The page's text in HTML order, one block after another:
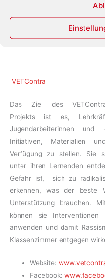
VETContra
Das Ziel des
Projekts ist es,
Jugendarbeiterinnen und
Initiativen, Materialien
Verfügung zu stellen. Sie
unter ihren Lernenden
Gefahr ist, sich zu
erkennen, was der beste
Unterstützung brauchen.
können sie Interventionen
anwenden und damit
Klassenzimmer entgegen
Website:
Facebook: